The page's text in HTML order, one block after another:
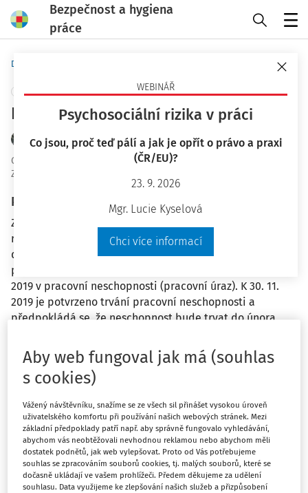
Bezpečnost a hygiena
práce
WEBINÁŘ
Psychosociální rizika v práci
Co jsou, proč teď pálí a jak je opřít o právo a praxi
(ČR/EU)?
23. 9. 2026
Mgr. Lucie Kyselová
Chci více informací
Domů
+ PŘIDAT VLASTNÍ
Krácení dovolené, pracovní úraz
JUDr. Petr Bukovjan
OaO ID
Zodpovězeno
Plné znění otázky
Zaměstnanec pracuje ve firmě od 5. 1. 2015. Má
rovnoměrně rozvrženou pracovní dobu, pracuje 7,5 hodin
denně, 5 dnů v týdnu. Dovolená na zotavenou je
poskytována v délce 20 dní. Zaměstnanec je od 12. 6.
2019 v pracovní neschopnosti (pracovní úraz). K 30. 11.
2019 je potvrzeno trvání pracovní neschopnosti a
předpokládá se, že neschopnost bude trvat do února
+ 23 + 21 + 22 = 145 směn za jednotlivé měsíce k 31. 12.
2019. Za prvních 100 zaměškaných směn se dovolená
krátí o 1/12, za dalších 21 zaměškaných směn o další 1/12.
správně do počtu zaměškaných směn počítat i svátky
připadající na pracovní směnu a nebrat v potaz letní a
zimní celopodnikovou dovolenou? Postupuje se v
případě pracovní neschopnosti z důvodu pracovního
úrazu jiným způsobem?
Aby web fungoval jak má (souhlas
s cookies)
Vážený návštěvníku, snažíme se ze všech sil přinášet vysokou úroveň
uživatelského komfortu při používání našich webových stránek. Mezi
základní předpoklady patří např. aby správně fungovalo vyhledávání,
abychom vás neobtěžovali nevhodnou reklamou nebo abychom měli
dostatek podnětů, jak web vylepšovat. Proto od Vás potřebujeme
souhlas se zpracováním souborů cookies, tj. malých souborů, které se
dočasně ukládají ve vašem prohlížeči. Předem děkujeme za udělení
souhlasu. Data využijeme ke zlepšování našich služeb a přizpůsobení